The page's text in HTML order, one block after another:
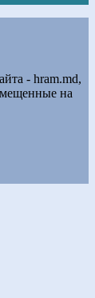
- hram.md,
на